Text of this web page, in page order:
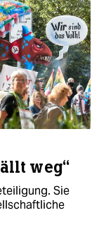
weg“
Sie